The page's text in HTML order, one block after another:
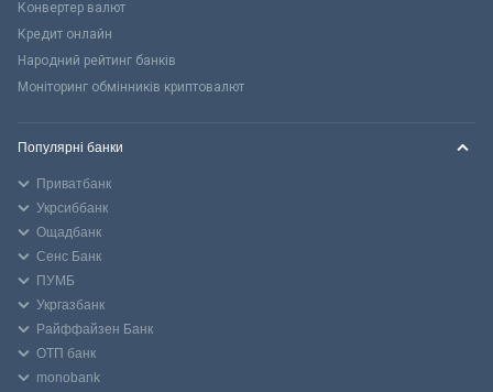
Конвертер валют
Кредит онлайн
Народний рейтинг банків
Моніторинг обмінників криптовалют
Популярні банки
Приватбанк
Укрсиббанк
Ощадбанк
Сенс Банк
ПУМБ
Укргазбанк
Райффайзен Банк
ОТП банк
monobank